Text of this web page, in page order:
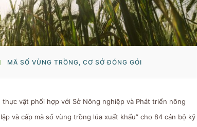
MÃ SỐ VÙNG TRỒNG, CƠ SỞ ĐÓNG GÓI
thực vật phối hợp với Sở Nông nghiệp và Phát triển nông
và cấp mã số vùng trồng lúa xuất khẩu” cho 84 cán bộ kỹ